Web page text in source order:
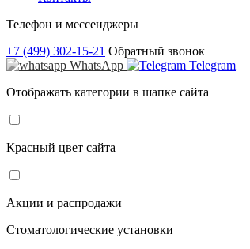
Телефон и мессенджеры
+7 (499) 302-15-21 Обратный звонок
WhatsApp
Telegram
Отображать категории в шапке сайта
Красный цвет сайта
Акции и распродажи
Стоматологические установки